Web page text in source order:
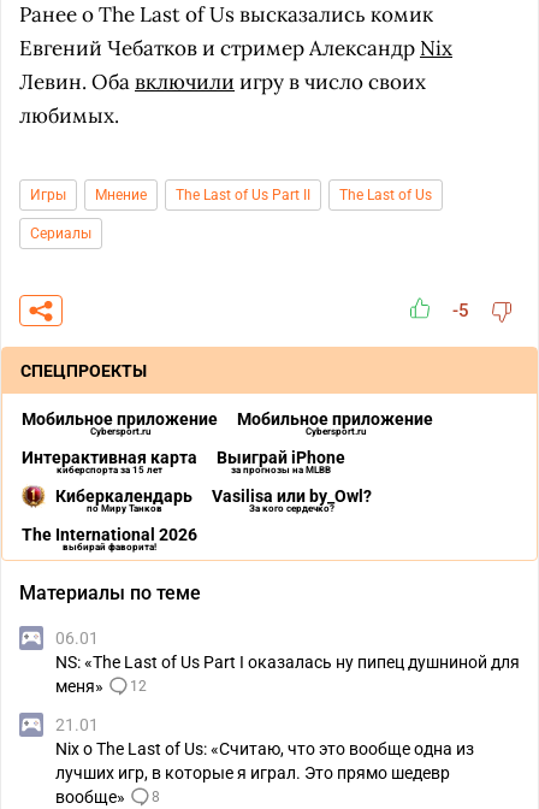
Ранее о The Last of Us высказались комик
Евгений Чебатков и стример Александр Nix
Левин. Обавключили игру в число своих
любимых.
Игры Мнение The Last of Us Part II The Last of Us
Сериалы
-5
СПЕЦПРОЕКТЫ
Мобильное приложение
Cybersport.ru
Мобильное приложение
Cybersport.ru
Интерактивная карта
киберспорта за 15 лет
Выиграй iPhone
за прогнозы на MLBB
Киберкалендарь
по Миру Танков
Vasilisa или by_Owl?
За кого сердечко?
The International 2026
выбирай фаворита!
Материалы по теме
06.01
NS: «The Last of Us Part I оказалась ну пипец душниной для
меня»
12
21.01
Nix о The Last of Us: «Считаю, что это вообще одна из
лучших игр, в которые я играл. Это прямо шедевр
вообще»
8